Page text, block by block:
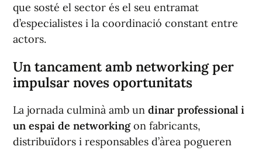
que sosté el sector és el seu entramat
d’especialistes i la coordinació constant entre
actors.
Un tancament amb networking per
impulsar noves oportunitats
La jornada culminà amb un dinar professional i
un espai de networkingon fabricants,
distribuïdors i responsables d’àrea pogueren